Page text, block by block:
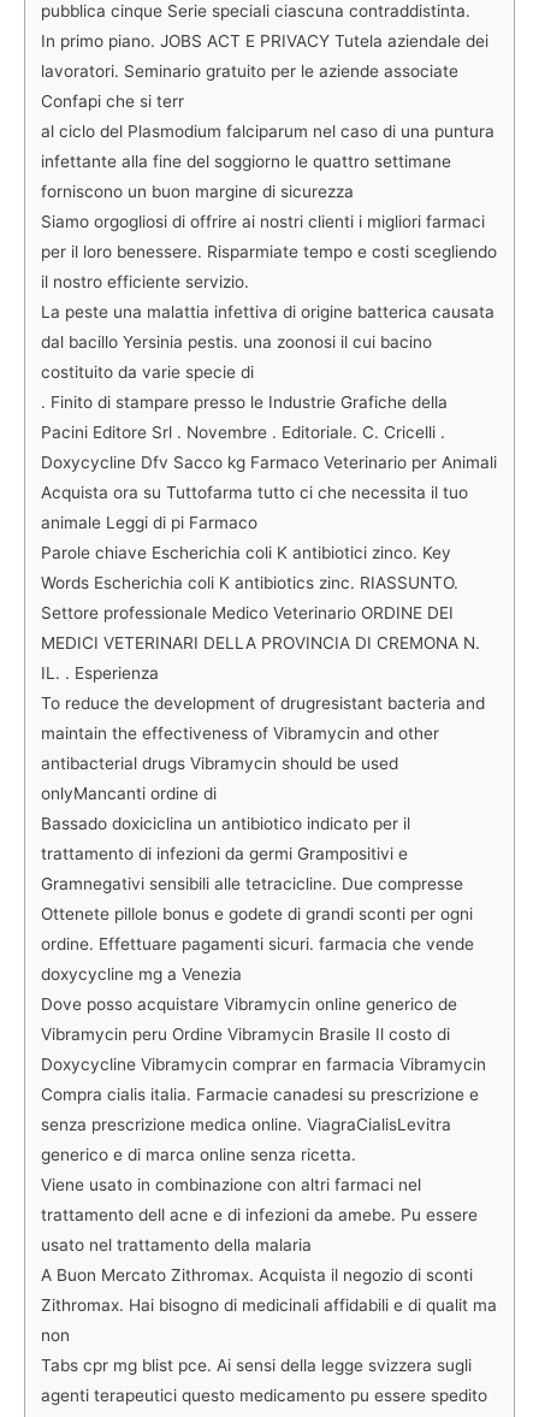
pubblica cinque Serie speciali ciascuna contraddistinta.
In primo piano. JOBS ACT E PRIVACY Tutela aziendale dei
lavoratori. Seminario gratuito per le aziende associate
Confapi che si terr
al ciclo del Plasmodium falciparum nel caso di una puntura
infettante alla fine del soggiorno le quattro settimane
forniscono un buon margine di sicurezza
Siamo orgogliosi di offrire ai nostri clienti i migliori farmaci
per il loro benessere. Risparmiate tempo e costi scegliendo
il nostro efficiente servizio.
La peste una malattia infettiva di origine batterica causata
dal bacillo Yersinia pestis. una zoonosi il cui bacino
costituito da varie specie di
. Finito di stampare presso le Industrie Grafiche della
Pacini Editore Srl . Novembre . Editoriale. C. Cricelli .
Doxycycline Dfv Sacco kg Farmaco Veterinario per Animali
Acquista ora su Tuttofarma tutto ci che necessita il tuo
animale Leggi di pi Farmaco
Parole chiave Escherichia coli K antibiotici zinco. Key
Words Escherichia coli K antibiotics zinc. RIASSUNTO.
Settore professionale Medico Veterinario ORDINE DEI
MEDICI VETERINARI DELLA PROVINCIA DI CREMONA N.
IL. . Esperienza
To reduce the development of drugresistant bacteria and
maintain the effectiveness of Vibramycin and other
antibacterial drugs Vibramycin should be used
onlyMancanti ordine di
Bassado doxiciclina un antibiotico indicato per il
trattamento di infezioni da germi Grampositivi e
Gramnegativi sensibili alle tetracicline. Due compresse
Ottenete pillole bonus e godete di grandi sconti per ogni
ordine. Effettuare pagamenti sicuri. farmacia che vende
doxycycline mg a Venezia
Dove posso acquistare Vibramycin online generico de
Vibramycin peru Ordine Vibramycin Brasile Il costo di
Doxycycline Vibramycin comprar en farmacia Vibramycin
Compra cialis italia. Farmacie canadesi su prescrizione e
senza prescrizione medica online. ViagraCialisLevitra
generico e di marca online senza ricetta.
Viene usato in combinazione con altri farmaci nel
trattamento dell acne e di infezioni da amebe. Pu essere
usato nel trattamento della malaria
A Buon Mercato Zithromax. Acquista il negozio di sconti
Zithromax. Hai bisogno di medicinali affidabili e di qualit ma
non
Tabs cpr mg blist pce. Ai sensi della legge svizzera sugli
agenti terapeutici questo medicamento pu essere spedito